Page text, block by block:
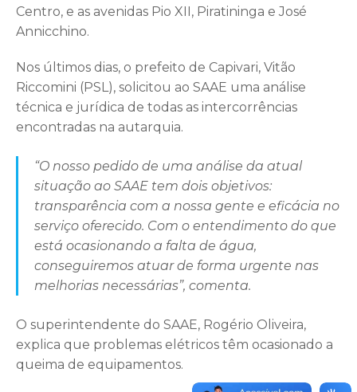
Centro, e as avenidas Pio XII, Piratininga e José
Annicchino.
Nos últimos dias, o prefeito de Capivari, Vitão
Riccomini (PSL), solicitou ao SAAE uma análise
técnica e jurídica de todas as intercorrências
encontradas na autarquia.
“O nosso pedido de uma análise da atual
situação ao SAAE tem dois objetivos:
transparência com a nossa gente e eficácia no
serviço oferecido. Com o entendimento do que
está ocasionando a falta de água,
conseguiremos atuar de forma urgente nas
melhorias necessárias”, comenta.
O superintendente do SAAE, Rogério Oliveira,
explica que problemas elétricos têm ocasionado a
queima de equipamentos.